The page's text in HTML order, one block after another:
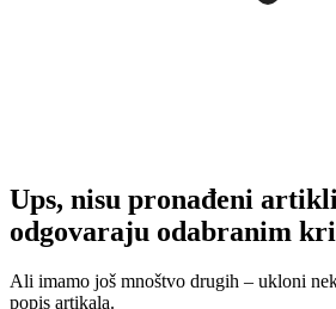
Ups, nisu pronađeni
odgovaraju odabranim
Ali imamo još mnoštvo drugih – ukloni
popis artikala.